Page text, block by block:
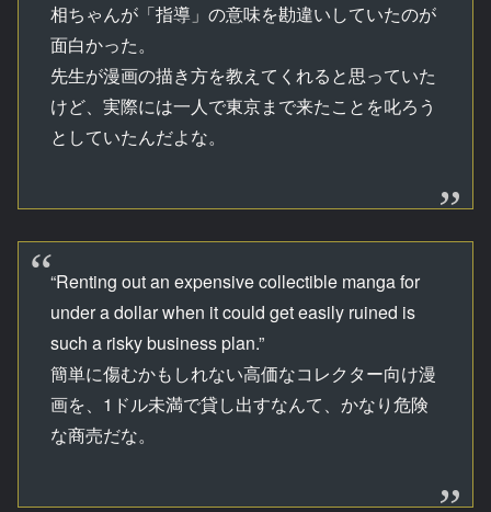
相ちゃんが「指導」の意味を勘違いしていたのが
面白かった。
先生が漫画の描き方を教えてくれると思っていた
けど、実際には一人で東京まで来たことを叱ろう
としていたんだよな。
“Renting out an expensive collectible manga for
under a dollar when it could get easily ruined is
such a risky business plan.”
簡単に傷むかもしれない高価なコレクター向け漫
画を、1ドル未満で貸し出すなんて、かなり危険
な商売だな。